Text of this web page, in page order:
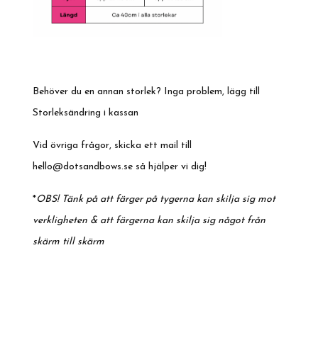
Behöver du en annan storlek? Inga problem, lägg till
Storleksändring i kassan
Vid övriga frågor, skicka ett mail till
hello@dotsandbows.se så hjälper vi dig!
*OBS! Tänk på att färger på tygerna kan skilja sig mot
verkligheten & att färgerna kan skilja sig något från
skärm till skärm